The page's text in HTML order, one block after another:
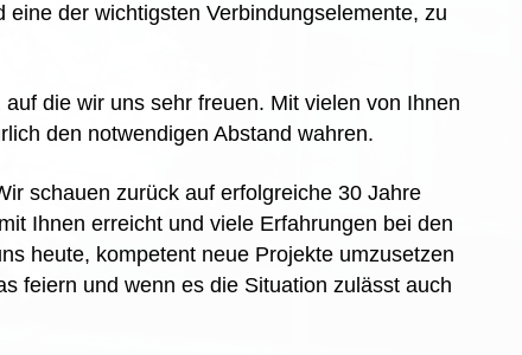
der wichtigsten Verbindungselemente, zu
die wir uns sehr freuen. Mit vielen von Ihnen
den notwendigen Abstand wahren.
schauen zurück auf erfolgreiche 30 Jahre
Ihnen erreicht und viele Erfahrungen bei den
heute, kompetent neue Projekte umzusetzen
feiern und wenn es die Situation zulässt auch